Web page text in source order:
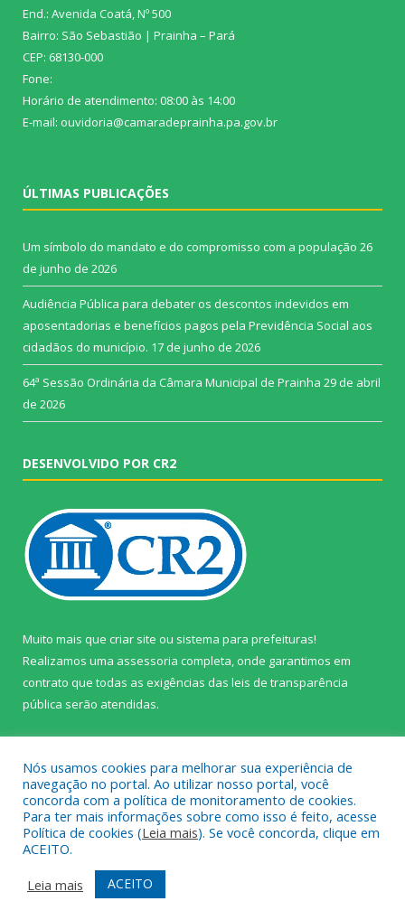
End.: Avenida Coatá, Nº 500
Bairro: São Sebastião | Prainha – Pará
CEP: 68130-000
Fone:
Horário de atendimento: 08:00 às 14:00
E-mail: ouvidoria@camaradeprainha.pa.gov.br
ÚLTIMAS PUBLICAÇÕES
Um símbolo do mandato e do compromisso com a população 26
de junho de 2026
Audiência Pública para debater os descontos indevidos em
aposentadorias e benefícios pagos pela Previdência Social aos
cidadãos do município. 17 de junho de 2026
64ª Sessão Ordinária da Câmara Municipal de Prainha 29 de abril
de 2026
DESENVOLVIDO POR CR2
Muito mais que criar site ou sistema para prefeituras!
Realizamos uma assessoria completa, onde garantimos em
contrato que todas as exigências das leis de transparência
pública serão atendidas.
Todos os direitos reservados a Câmara Municipal de Prainha.
Mapa do Site
Acessar Área Administrativa
Acessar Webmail
Nós usamos cookies para melhorar sua experiência de
navegação no portal. Ao utilizar nosso portal, você
concorda com a política de monitoramento de cookies.
Para ter mais informações sobre como isso é feito, acesse
Política de cookies (Leia mais). Se você concorda, clique em
ACEITO.
Leia mais
ACEITO